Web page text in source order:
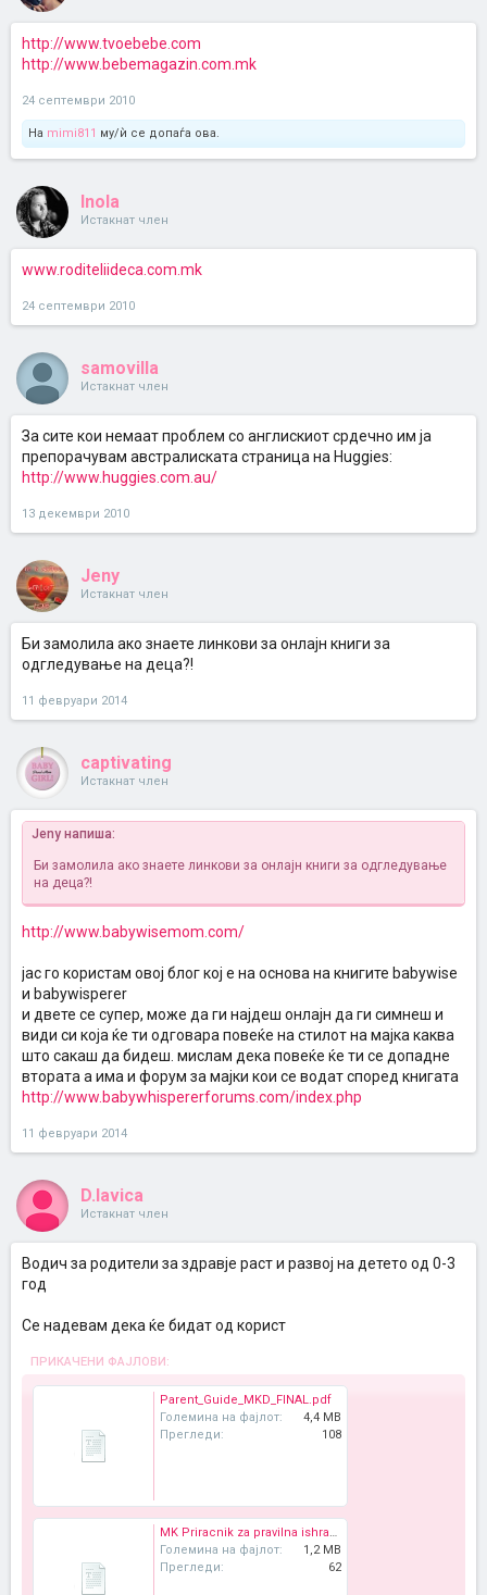
http://www.tvoebebe.com
http://www.bebemagazin.com.mk
24 септември 2010
На mimi811 му/ѝ се допаѓа ова.
Inola
Истакнат член
www.roditeliideca.com.mk
24 септември 2010
samovilla
Истакнат член
За сите кои немаат проблем со англискиот срдечно им ја
препорачувам австралиската страница на Huggies:
http://www.huggies.com.au/
13 декември 2010
Jeny
Истакнат член
Би замолила ако знаете линкови за онлајн книги за
одгледување на деца?!
11 февруари 2014
captivating
Истакнат член
Jeny напиша:
Би замолила ако знаете линкови за онлајн книги за одгледување
на деца?!
http://www.babywisemom.com/
јас го користам овој блог кој е на основа на книгите babywise
и babywisperer
и двете се супер, може да ги најдеш онлајн да ги симнеш и
види си која ќе ти одговара повеќе на стилот на мајка каква
што сакаш да бидеш. мислам дека повеќе ќе ти се допадне
втората а има и форум за мајки кои се водат според книгата
http://www.babywhispererforums.com/index.php
11 февруари 2014
D.lavica
Истакнат член
Водич за родители за здравје раст и развој на детето од 0-3
год
Се надевам дека ќе бидат од корист
ПРИКАЧЕНИ ФАЈЛОВИ:
Parent_Guide_MKD_FINAL.pdf
Големина на фајлот:
4,4 MB
Прегледи:
108
MK Priracnik za pravilna ishrana na doencinja i mali deca.pdf
Големина на фајлот:
1,2 MB
Прегледи:
62